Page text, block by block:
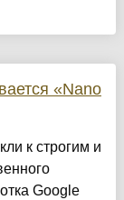
«Nano
к строгим и
Google